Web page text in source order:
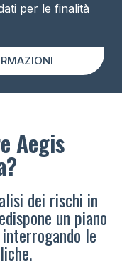
per le finalità
Aegis
dei rischi in
un piano
le